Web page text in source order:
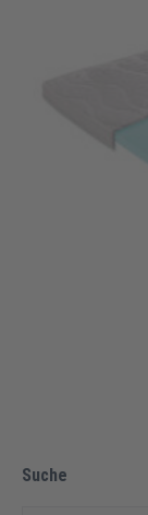
Suche